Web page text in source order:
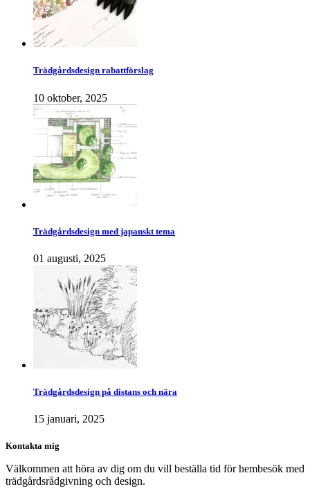
Trädgårdsdesign rabattförslag
10 oktober, 2025
Trädgårdsdesign med japanskt tema
01 augusti, 2025
Trädgårdsdesign på distans och nära
15 januari, 2025
Kontakta mig
Välkommen att höra av dig om du vill beställa tid för hembesök med
trädgårdsrådgivning och design.